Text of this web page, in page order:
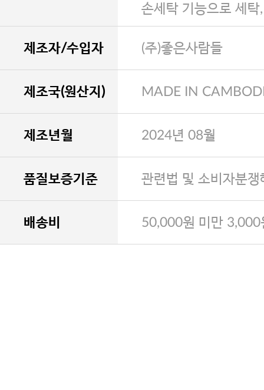
손세탁 기능으로 세탁
제조자/수입자 (주)좋은사람들
제조국(원산지) MADE IN
제조년월 2024년 08월
품질보증기준 관련법 및 소비자분
배송비 50,000원 미만 3,000